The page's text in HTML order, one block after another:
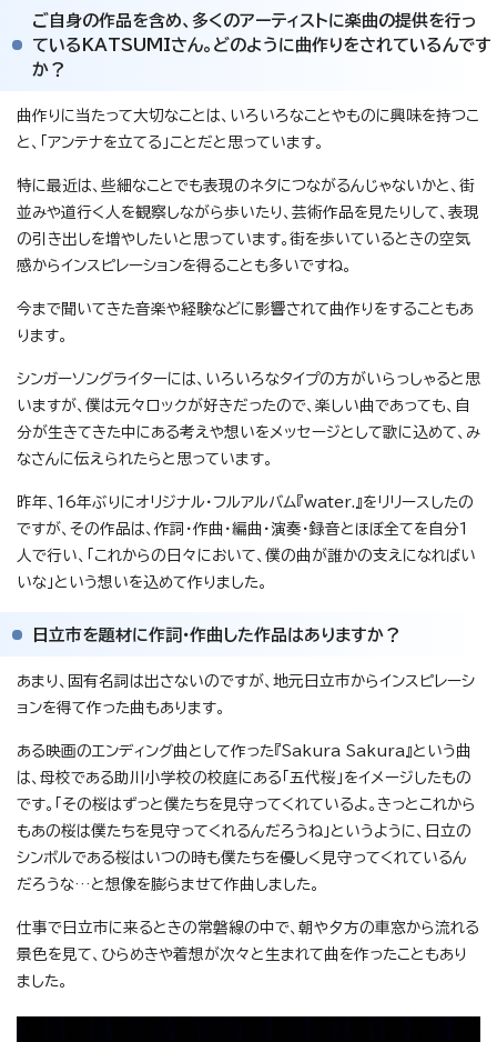
ご自身の作品を含め、多くのアーティストに楽曲の提供を行っ
ているKATSUMIさん。どのように曲作りをされているんです
か？
曲作りに当たって大切なことは、いろいろなことやものに興味を持つこ
と、「アンテナを立てる」ことだと思っています。
特に最近は、些細なことでも表現のネタにつながるんじゃないかと、街
並みや道行く人を観察しながら歩いたり、芸術作品を見たりして、表現
の引き出しを増やしたいと思っています。街を歩いているときの空気
感からインスピレーションを得ることも多いですね。
今まで聞いてきた音楽や経験などに影響されて曲作りをすることもあ
ります。
シンガーソングライターには、いろいろなタイプの方がいらっしゃると思
いますが、僕は元々ロックが好きだったので、楽しい曲であっても、自
分が生きてきた中にある考えや想いをメッセージとして歌に込めて、み
なさんに伝えられたらと思っています。
昨年、16年ぶりにオリジナル・フルアルバム『water.』をリリースしたの
ですが、その作品は、作詞・作曲・編曲・演奏・録音とほぼ全てを自分1
人で行い、「これからの日々において、僕の曲が誰かの支えになればい
いな」という想いを込めて作りました。
日立市を題材に作詞・作曲した作品はありますか？
あまり、固有名詞は出さないのですが、地元日立市からインスピレーシ
ョンを得て作った曲もあります。
ある映画のエンディング曲として作った『Sakura Sakura』という曲
は、母校である助川小学校の校庭にある「五代桜」をイメージしたもの
です。「その桜はずっと僕たちを見守ってくれているよ。きっとこれから
もあの桜は僕たちを見守ってくれるんだろうね」というように、日立の
シンボルである桜はいつの時も僕たちを優しく見守ってくれているん
だろうな…と想像を膨らませて作曲しました。
仕事で日立市に来るときの常磐線の中で、朝や夕方の車窓から流れる
景色を見て、ひらめきや着想が次々と生まれて曲を作ったこともあり
ました。